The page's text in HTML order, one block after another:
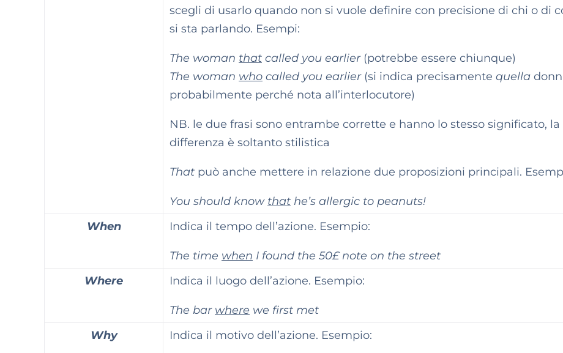
scegli di usarlo quando non si vuole definire con precisione di chi o di
si sta parlando. Esempi:
The woman that called you earlier(potrebbe essere chiunque)
The woman who called you earlier(si indica precisamente quella
probabilmente perché nota all’interlocutore)
NB. le due frasi sono entrambe corrette e hanno lo stesso significato, la
differenza è soltanto stilistica
That può anche mettere in relazione due proposizioni principali.
You should know that he’s allergic to peanuts!
When
Indica il tempo dell’azione. Esempio:
The time when I found the 50£ note on the street
Where
Indica il luogo dell’azione. Esempio:
The bar where we first met
Why
Indica il motivo dell’azione. Esempio: